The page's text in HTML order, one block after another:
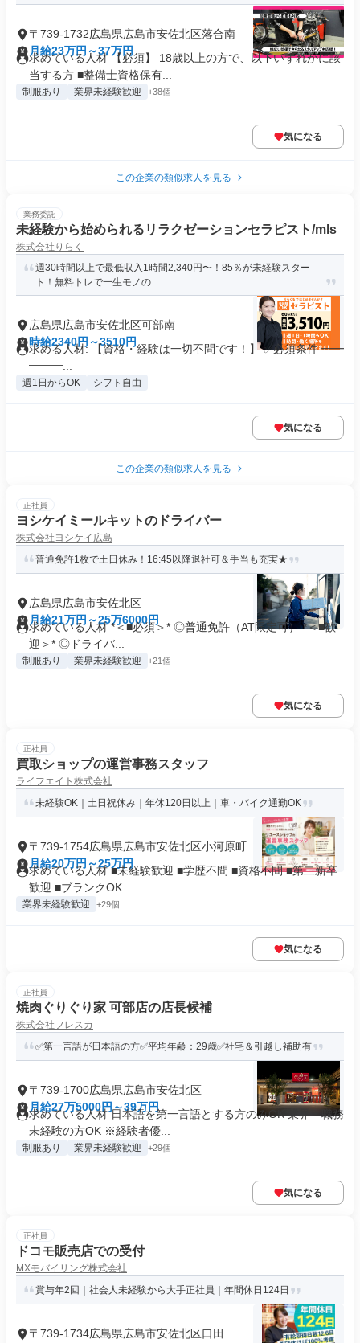
〒739-1732広島県広島市安佐北区落合南
月給23万円～37万円
求めている人材 【必須】 18歳以上の方で、以下いずれかに該
当する方 ■整備士資格保有...
制服あり 業界未経験歓迎 +38個
気になる
この企業の類似求人を見る
業務委託
未経験から始められるリラクゼーションセラピスト/mls
株式会社りらく
週30時間以上で最低収入1時間2,340円〜！85％が未経験スター
ト！無料トレで一生モノの...
広島県広島市安佐北区可部南
時給2340円～3510円
求める人材: 【資格・経験は一切不問です！】 ✅必須条件 ━━
━━━...
週1日からOK シフト自由
気になる
この企業の類似求人を見る
正社員
ヨシケイミールキットのドライバー
株式会社ヨシケイ広島
普通免許1枚で土日休み！16:45以降退社可＆手当も充実★
広島県広島市安佐北区
月給21万円～25万6000円
求めている人材 *＜■必須＞* ◎普通免許（AT限定可） *＜■歓
迎＞* ◎ドライバ...
制服あり 業界未経験歓迎 +21個
気になる
正社員
買取ショップの運営事務スタッフ
ライフエイト株式会社
未経験OK｜土日祝休み｜年休120日以上｜車・バイク通勤OK
〒739-1754広島県広島市安佐北区小河原町
月給20万円～25万円
求めている人材 ■未経験歓迎 ■学歴不問 ■資格不問 ■第二新卒
歓迎 ■ブランクOK ...
業界未経験歓迎 +29個
気になる
正社員
焼肉ぐりぐり家 可部店の店長候補
株式会社フレスカ
✅第一言語が日本語の方✅平均年齢：29歳✅社宅＆引越し補助有
〒739-1700広島県広島市安佐北区
月給27万5000円～39万円
求めている人材 日本語を第一言語とする方のみOK 業界・職務
未経験の方OK ※経験者優...
制服あり 業界未経験歓迎 +29個
気になる
正社員
ドコモ販売店での受付
MXモバイリング株式会社
賞与年2回｜社会人未経験から大手正社員｜年間休日124日
〒739-1734広島県広島市安佐北区口田